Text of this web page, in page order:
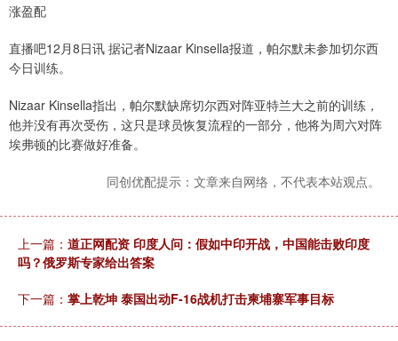
涨盈配
直播吧12月8日讯 据记者Nizaar Kinsella报道，帕尔默未参加切尔西
今日训练。
Nizaar Kinsella指出，帕尔默缺席切尔西对阵亚特兰大之前的训练，
他并没有再次受伤，这只是球员恢复流程的一部分，他将为周六对阵
埃弗顿的比赛做好准备。
同创优配提示：文章来自网络，不代表本站观点。
上一篇： 道正网配资 印度人问：假如中印开战，中国能击败印度
吗？俄罗斯专家给出答案
下一篇： 掌上乾坤 泰国出动F-16战机打击柬埔寨军事目标